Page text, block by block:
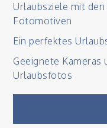
Urlaubsziele mit
Fotomotiven
Ein perfektes
Geeignete
Urlaubsfotos